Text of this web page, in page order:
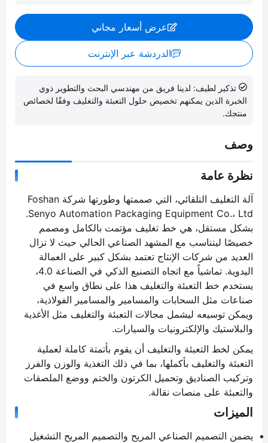
عرض أسعار مجاني
الدردشة عبر الإنترنت
تذكير لطيف: لدينا فريق من مهندسي البحث والتطوير ذوي
الخبرة الذين يمكنهم تخصيص حلول التعبئة والتغليف وفقًا لخصائص
منتجك.
وصف
نظرة عامة
آلة التغليف التلقائي، التي صممتها وطورتها شركة Foshan
Senyo Automation Packaging Equipment Co.، Ltd.
بشكل مستقل، هي خط تغليف مؤتمت بالكامل ومصمم
خصيصًا ليتناسب مع المشهد الصناعي الحالي حيث لا تزال
العديد من شركات الإنتاج تعتمد بشكل كبير على العمالة
اليدوية. تماشياً مع اتجاه التصنيع الذكي في الصناعة 4.0،
يستخدم خط التعبئة والتغليف هذا على نطاق واسع في
صناعات مثل السحابات والمسامير والمسامير الفولاذية،
ويمكن توسيعه ليشمل مجالات التعبئة والتغليف مثل الأغذية
والبلاستيك والإلكترونيات والسيارات.
يمكن لخط التعبئة والتغليف أن يقوم بأتمتة كاملة لعملية
التعبئة والتغليف بأكملها، بما في ذلك التغذية والوزن والفرز
وتركيب الصناديق وتحميل الكرتون والختم ووضع الملصقات
والتعبئة على منصات نقالة.
الميزات
يضمن التصميم الصناعي المريح والتصميم المريح التشغيل